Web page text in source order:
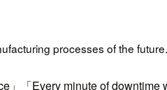
processes of the future.
「Every minute of